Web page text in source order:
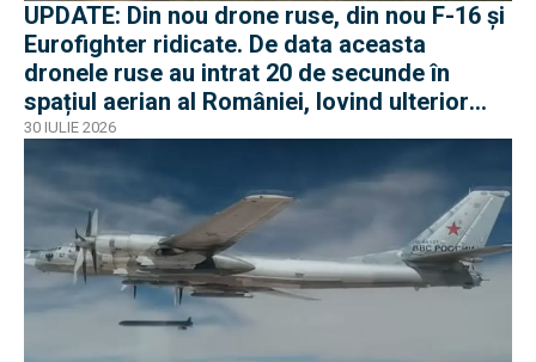
UPDATE: Din nou drone ruse, din nou F-16 și
Eurofighter ridicate. De data aceasta
dronele ruse au intrat 20 de secunde în
spațiul aerian al României, lovind ulterior
Ucraina
30 IULIE 2026